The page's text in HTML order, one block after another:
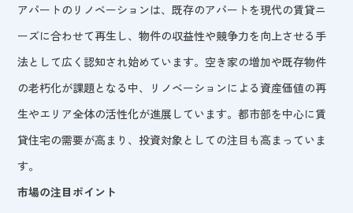
アパートのリノベーションは、既存のアパートを現代の賃貸ニ
ーズに合わせて再生し、物件の収益性や競争力を向上させる手
法として広く認知され始めています。空き家の増加や既存物件
の老朽化が課題となる中、リノベーションによる資産価値の再
生やエリア全体の活性化が進展しています。都市部を中心に賃
貸住宅の需要が高まり、投資対象としての注目も高まっていま
す。
市場の注目ポイント